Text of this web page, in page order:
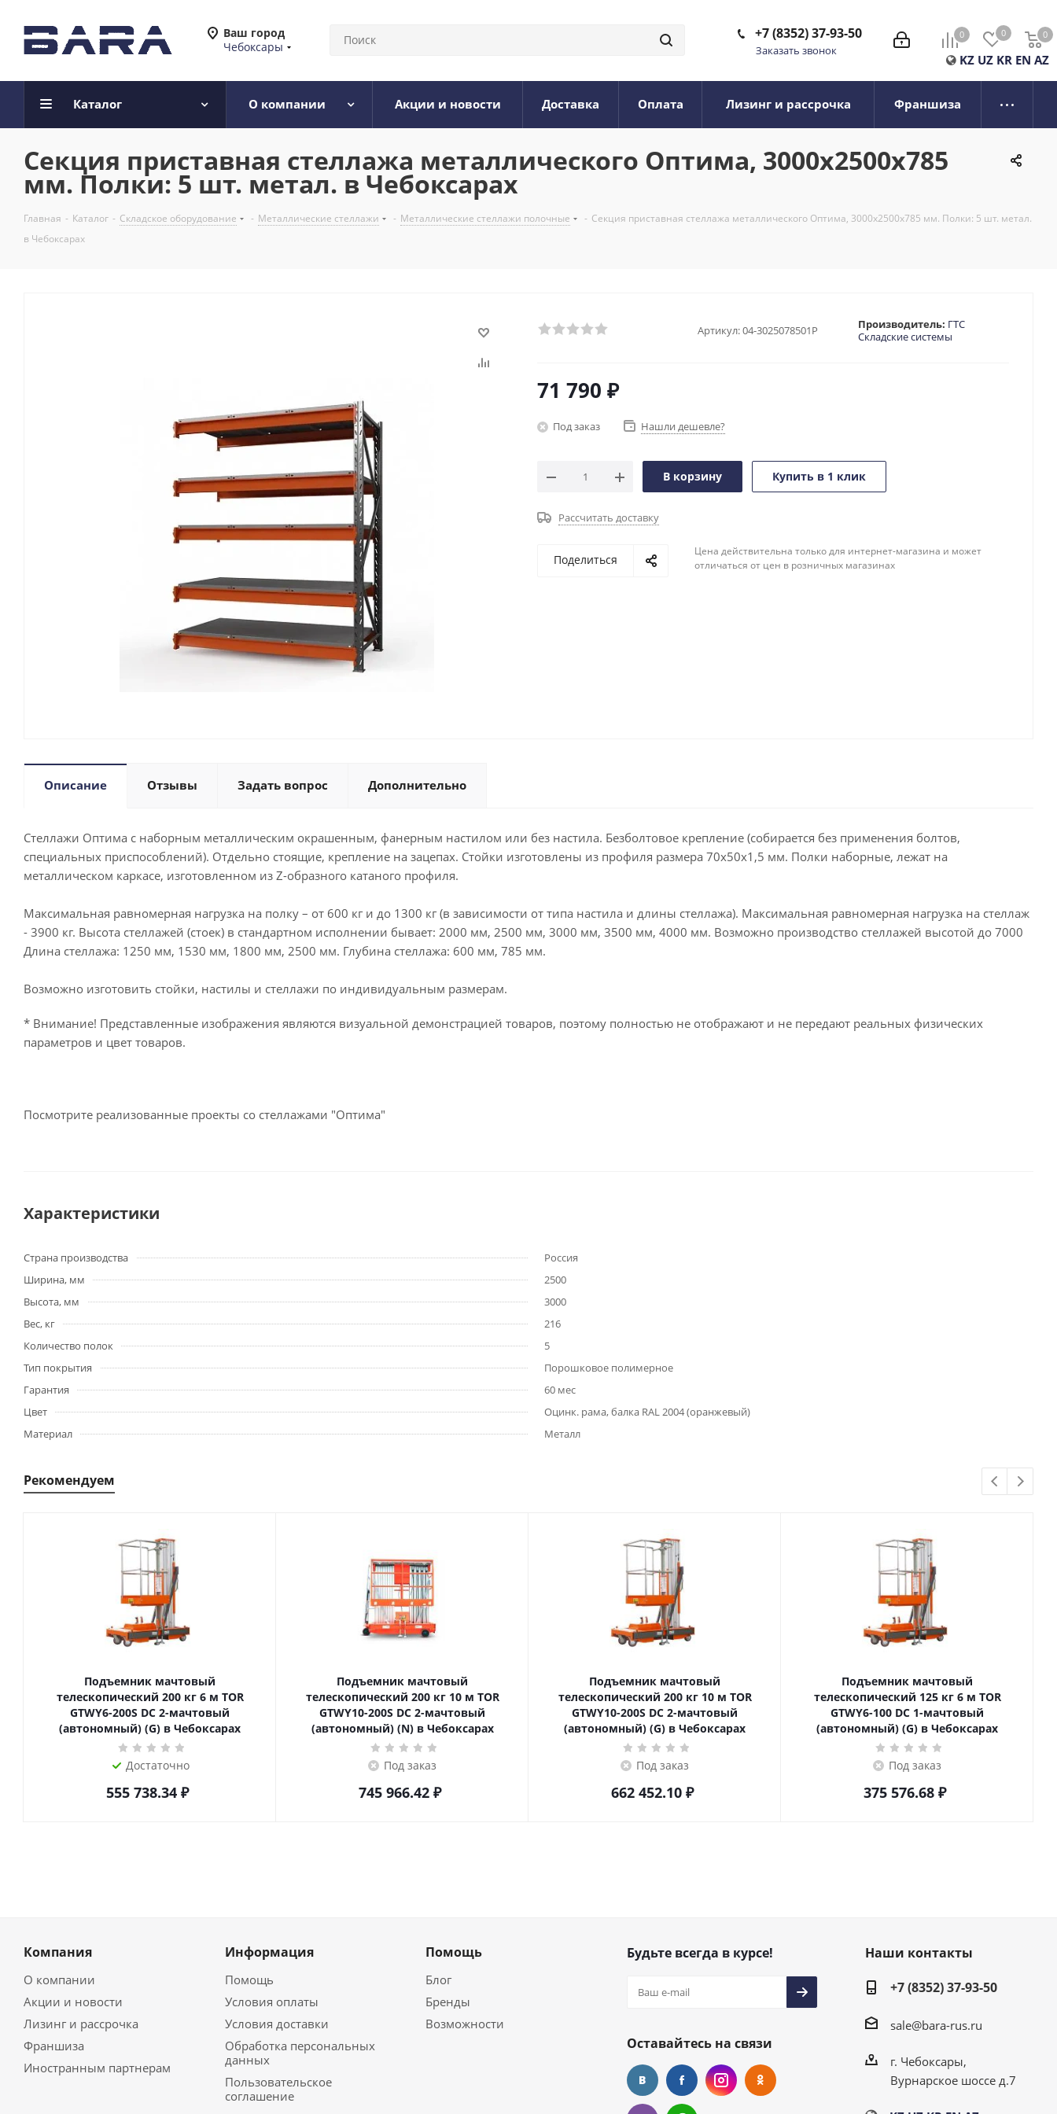
Ваш город
Чебоксары
0 0 0
0
KZ UZ KR EN AZ
+7 (8352) 37-93-50
Заказать звонок
Каталог О компании Акции и новости Доставка Оплата Лизинг и рассрочка Франшиза
Секция приставная стеллажа металлического Оптима, 3000x2500x785
мм. Полки: 5 шт. метал. в Чебоксарах
Главная - Каталог - Складское оборудование - Металлические стеллажи - Металлические стеллажи полочные - Секция приставная стеллажа металлического Оптима, 3000x2500x785 мм. Полки: 5 шт. метал.
в Чебоксарах
Артикул:04-3025078501P Производитель: ГТС
Складские системы
71 790 ₽
Под заказ Нашли дешевле?
В корзину Купить в 1 клик
Рассчитать доставку
Поделиться
Цена действительна только для интернет-магазина и может
отличаться от цен в розничных магазинах
Описание Отзывы Задать вопрос Дополнительно
Стеллажи Оптима с наборным металлическим окрашенным, фанерным настилом или без настила. Безболтовое крепление (собирается без применения болтов,
специальных приспособлений). Отдельно стоящие, крепление на зацепах. Стойки изготовлены из профиля размера 70х50х1,5 мм. Полки наборные, лежат на
металлическом каркасе, изготовленном из Z-образного катаного профиля.
Максимальная равномерная нагрузка на полку – от 600 кг и до 1300 кг (в зависимости от типа настила и длины стеллажа). Максимальная равномерная нагрузка на стеллаж
- 3900 кг. Высота стеллажей (стоек) в стандартном исполнении бывает: 2000 мм, 2500 мм, 3000 мм, 3500 мм, 4000 мм. Возможно производство стеллажей высотой до 7000
Длина стеллажа: 1250 мм, 1530 мм, 1800 мм, 2500 мм. Глубина стеллажа: 600 мм, 785 мм.
Возможно изготовить стойки, настилы и стеллажи по индивидуальным размерам.
* Внимание! Представленные изображения являются визуальной демонстрацией товаров, поэтому полностью не отображают и не передают реальных физических
параметров и цвет товаров.
Посмотрите реализованные проекты со стеллажами "Оптима"
Характеристики
Страна производства
Россия
Ширина, мм
2500
Высота, мм
3000
Вес, кг
216
Количество полок
5
Тип покрытия
Порошковое полимерное
Гарантия
60 мес
Цвет
Оцинк. рама, балка RAL 2004 (оранжевый)
Материал
Металл
Рекомендуем
Подъемник мачтовый
телескопический 200 кг 6 м TOR
GTWY6-200S DC 2-мачтовый
(автономный) (G) в Чебоксарах
Достаточно
555 738.34₽
Подъемник мачтовый
телескопический 200 кг 10 м TOR
GTWY10-200S DC 2-мачтовый
(автономный) (N) в Чебоксарах
Под заказ
745 966.42₽
Подъемник мачтовый
телескопический 200 кг 10 м TOR
GTWY10-200S DC 2-мачтовый
(автономный) (G) в Чебоксарах
Под заказ
662 452.10₽
Подъемник мачтовый
телескопический 125 кг 6 м TOR
GTWY6-100 DC 1-мачтовый
(автономный) (G) в Чебоксарах
Под заказ
375 576.68₽
Компания
О компании
Акции и новости
Лизинг и рассрочка
Франшиза
Иностранным партнерам
Информация
Помощь
Условия оплаты
Условия доставки
Обработка персональных
данных
Пользовательское
соглашение
Помощь
Блог
Бренды
Возможности
Будьте всегда в курсе!
Оставайтесь на связи
Наши контакты
+7 (8352) 37-93-50
sale@bara-rus.ru
г. Чебоксары,
Вурнарское шоссе д.7